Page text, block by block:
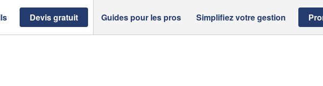
Devis gratuit Guides pour les pros Simplifiez votre gestion